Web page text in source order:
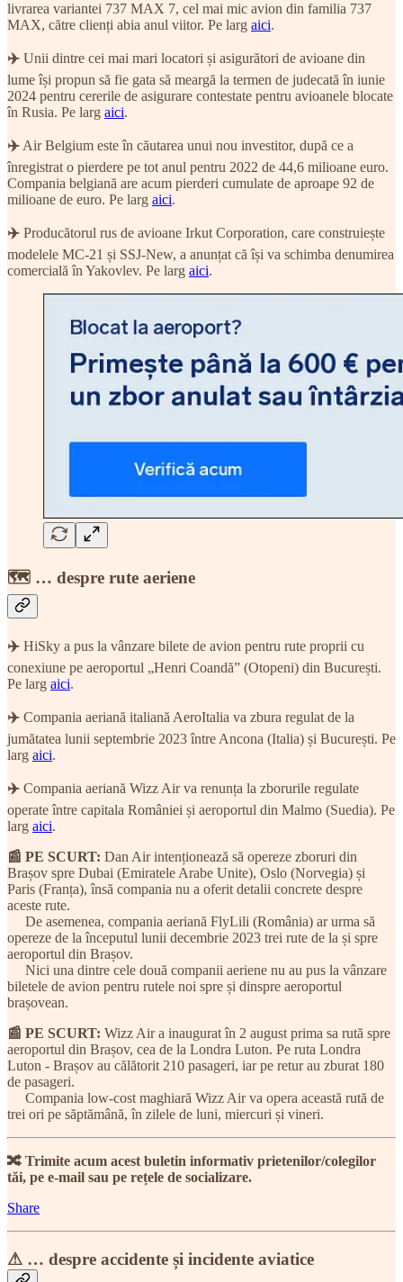
livrarea variantei 737 MAX 7, cel mai mic avion din familia 737
MAX, către clienți abia anul viitor. Pe larg aici.
✈️ Unii dintre cei mai mari locatori și asigurători de avioane din
lume își propun să fie gata să meargă la termen de judecată în iunie
2024 pentru cererile de asigurare contestate pentru avioanele blocate
în Rusia. Pe larg aici.
✈️Air Belgium este în căutarea unui nou investitor, după ce a
înregistrat o pierdere pe tot anul pentru 2022 de 44,6 milioane euro.
Compania belgiană are acum pierderi cumulate de aproape 92 de
milioane de euro. Pe larg aici.
✈️ Producătorul rus de avioane Irkut Corporation, care construiește
modelele MC-21 și SSJ-New, a anunțat că își va schimba denumirea
comercială în Yakovlev. Pe larg aici.
🗺 … despre rute aeriene
✈️ HiSky a pus la vânzare bilete de avion pentru rute proprii cu
conexiune pe aeroportul „Henri Coandă” (Otopeni) din București.
Pe larg aici.
✈️ Compania aeriană italiană AeroItalia va zbura regulat de la
jumătatea lunii septembrie 2023 între Ancona (Italia) și București. Pe
larg aici.
✈️ Compania aeriană Wizz Air va renunța la zborurile regulate
operate între capitala României și aeroportul din Malmo (Suedia). Pe
larg aici.
📰 PE SCURT: Dan Air intenționează să opereze zboruri din
Brașov spre Dubai (Emiratele Arabe Unite), Oslo (Norvegia) și
Paris (Franța), însă compania nu a oferit detalii concrete despre
aceste rute.
De asemenea, compania aeriană FlyLili (România) ar urma să
opereze de la începutul lunii decembrie 2023 trei rute de la și spre
aeroportul din Brașov.
Nici una dintre cele două companii aeriene nu au pus la vânzare
biletele de avion pentru rutele noi spre și dinspre aeroportul
brașovean.
📰 PE SCURT: Wizz Air a inaugurat în 2 august prima sa rută spre
aeroportul din Brașov, cea de la Londra Luton. Pe ruta Londra
Luton - Brașov au călătorit 210 pasageri, iar pe retur au zburat 180
de pasageri.
Compania low-cost maghiară Wizz Air va opera această rută de
trei ori pe săptămână, în zilele de luni, miercuri și vineri.
🔀 Trimite acum acest buletin informativ prietenilor/colegilor
tăi, pe e-mail sau pe rețele de socializare.
Share
⚠ … despre accidente și incidente aviatice